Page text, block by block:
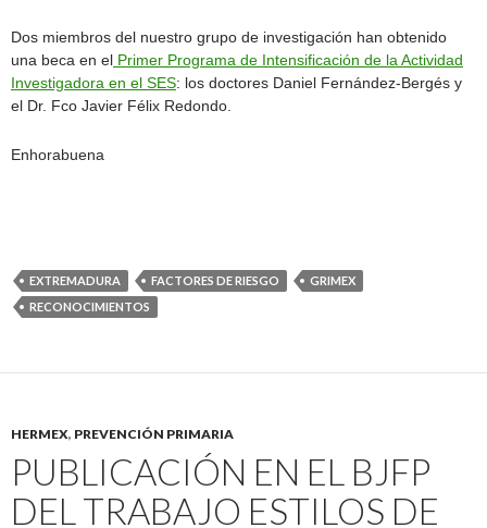
Dos miembros del nuestro grupo de investigación han obtenido
una beca en el Primer Programa de Intensificación de la Actividad
Investigadora en el SES: los doctores Daniel Fernández-Bergés y
el Dr. Fco Javier Félix Redondo.
Enhorabuena
EXTREMADURA FACTORES DE RIESGO
GRIMEX
RECONOCIMIENTOS
HERMEX, PREVENCIÓN PRIMARIA
PUBLICACIÓN EN EL BJFP
DEL TRABAJO ESTILOS DE